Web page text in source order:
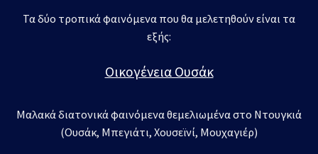
Τα δύο τροπικά φαινόμενα που θα μελετηθούν είναι τα
εξής:
Οικογένεια Ουσάκ
Mαλακά διατονικά φαινόμενα θεμελιωμένα στο Ντουγκιά
(Ουσάκ, Μπεγιάτι, Χουσεϊνί, Μουχαγιέρ)